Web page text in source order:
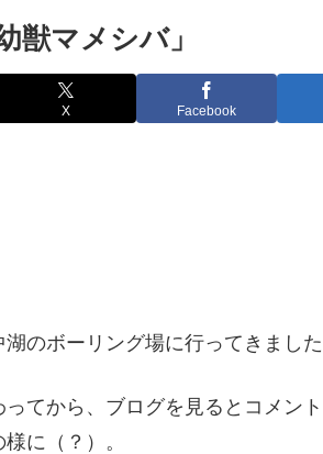
獣マメシバ」
X Facebook
のボーリング場に行ってきました
ってから、ブログを見るとコメン
に（？）。